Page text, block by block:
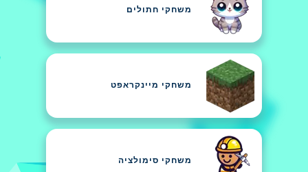
משחקי חתולים
משחקי מיינקראפט
משחקי סימולציה